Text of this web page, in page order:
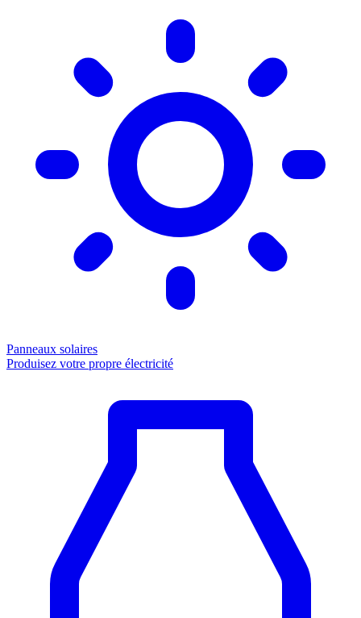
Panneaux solaires
Produisez votre propre électricité